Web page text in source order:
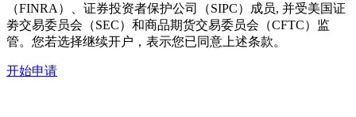
（FINRA）、证券投资者保护公司（SIPC）成员, 并受美国证
劵交易委员会（SEC）和商品期货交易委员会（CFTC）监
管。您若选择继续开户，表示您已同意上述条款。
开始申请